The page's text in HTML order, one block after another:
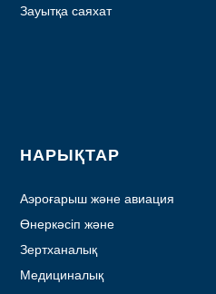
Зауытқа саяхат
НАРЫҚТАР
Аэроғарыш және авиация
Өнеркәсіп және
автоматтандыру
Зертханалық
автоматтандыру
Медициналық